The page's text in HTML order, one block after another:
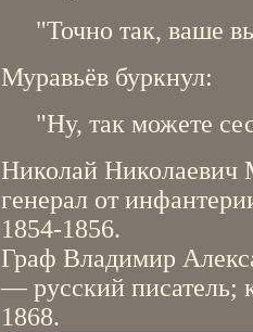
"Точно так, ваше
Муравьёв буркнул:
"Ну, так можете
Николай Николаевич
генерал от
1854-1856.
Граф Владимир
— русский писатель;
1868.